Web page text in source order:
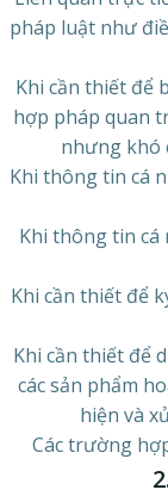
pháp luật như
Khi cần thiết để
hợp pháp quan
nhưng khó
Khi thông tin cá
Khi thông tin
Khi cần thiết để
Khi cần thiết để
các sản phẩm
hiện và
Các trường